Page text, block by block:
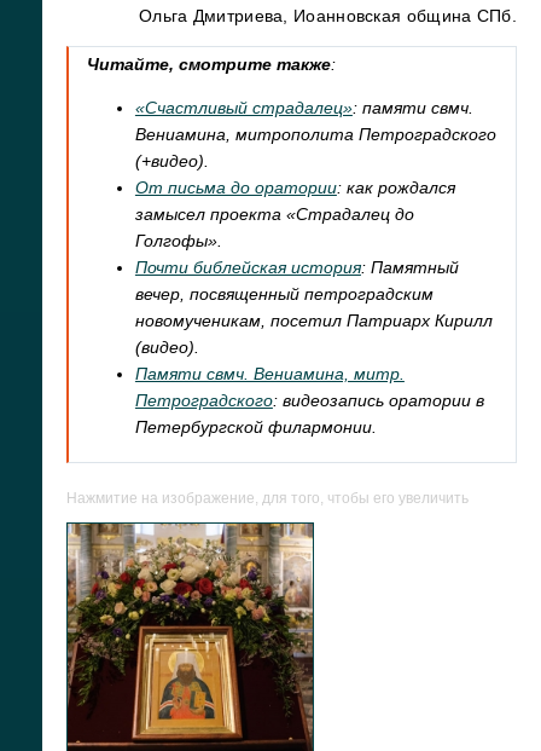
Ольга Дмитриева, Иоанновская община СПб.
Читайте, смотрите также:
«Счастливый страдалец»: памяти свмч.
Вениамина, митрополита Петроградского
(+видео).
От письма до оратории: как рождался
замысел проекта «Страдалец до
Голгофы».
Почти библейская история: Памятный
вечер, посвященный петроградским
новомученикам, посетил Патриарх Кирилл
(видео).
Памяти свмч. Вениамина, митр.
Петроградского: видеозапись оратории в
Петербургской филармонии.